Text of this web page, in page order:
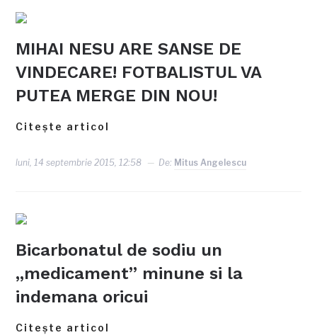
MIHAI NESU ARE SANSE DE
VINDECARE! FOTBALISTUL VA
PUTEA MERGE DIN NOU!
Citește articol
luni, 14 septembrie 2015, 12:58 De: Mitus Angelescu
Bicarbonatul de sodiu un
„medicament” minune si la
indemana oricui
Citește articol